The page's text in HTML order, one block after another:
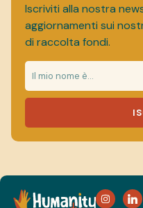
Iscriviti alla nostra
aggiornamenti sui
di raccolta fondi.